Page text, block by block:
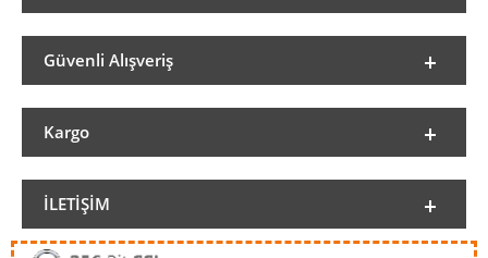
Güvenli Alışveriş
Kargo
İLETIŞIM